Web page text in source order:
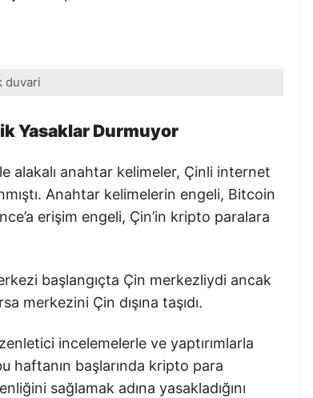
duvari
Yasaklar Durmuyor
alakalı anahtar kelimeler, Çinli internet
Anahtar kelimelerin engeli, Bitcoin
erişim engeli, Çin’in kripto paralara
başlangıçta Çin merkezliydi ancak
merkezini Çin dışına taşıdı.
incelemelerle ve yaptırımlarla
haftanın başlarında kripto para
sağlamak adına yasakladığını